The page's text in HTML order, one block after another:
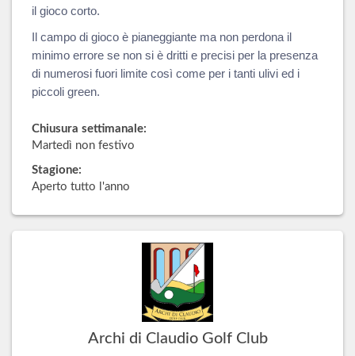
il gioco corto.
Il campo di gioco è pianeggiante ma non perdona il
minimo errore se non si è dritti e precisi per la presenza
di numerosi fuori limite così come per i tanti ulivi ed i
piccoli green.
Chiusura settimanale:
Martedì non festivo
Stagione:
Aperto tutto l'anno
Archi di Claudio Golf Club